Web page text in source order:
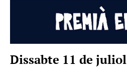
Dissabte 11 de juliol